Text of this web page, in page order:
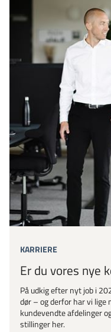
KARRIERE
Er du vores nye
På udkig efter nyt job i
dør – og derfor har vi lige
kundevendte afdelinger
stillinger her.